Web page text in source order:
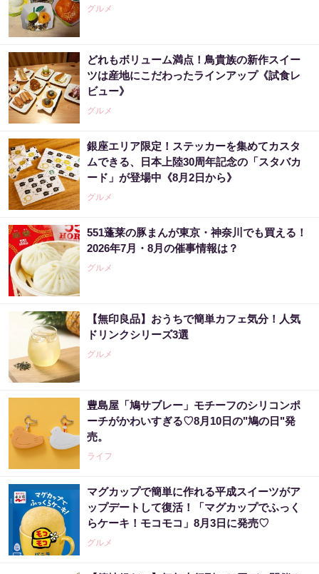
グルメ
どれもボリューム満点！鳥貴族の新作スイー
ツは産地にこだわったラインアップ《試食レ
ビュー》
グルメ
銀座エリア限定！ステッカーを集めてカスタ
ムできる、日本上陸30周年記念の「スタバカ
ード」が登場中《8月2日から》
グルメ
551蓬莱の豚まんが東京・神奈川でも買える！
2026年7月・8月の催事情報は？
グルメ
【無印良品】おうちで簡単カフェ気分！人気
ドリンクシリーズ3選
グルメ
豊島屋「鳩サブレー」モチーフのシリコンポ
ーチがかわいすぎる♡8月10日の"鳩の日"発
売。
ライフ
マグカップで簡単に作れる平成スイーツがア
ップデートして復活！「マグカップでふっく
らケーキ！モコモコ」8月3日に発売♡
グルメ